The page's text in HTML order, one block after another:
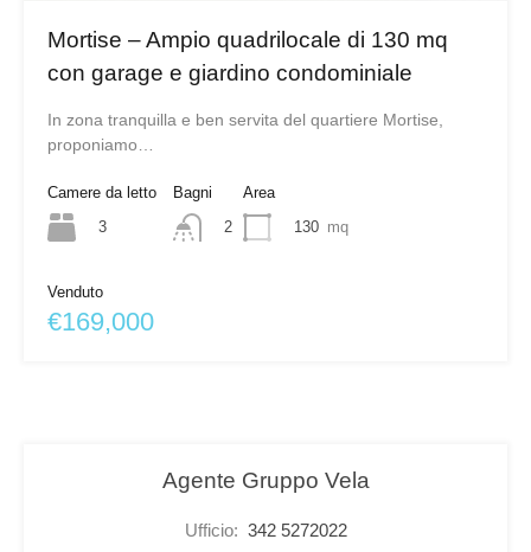
Mortise – Ampio quadrilocale di 130 mq
con garage e giardino condominiale
In zona tranquilla e ben servita del quartiere Mortise,
proponiamo…
Camere da letto
3
Bagni
2
Area
130 mq
Venduto
€169,000
Agente Gruppo Vela
Ufficio: 342 5272022